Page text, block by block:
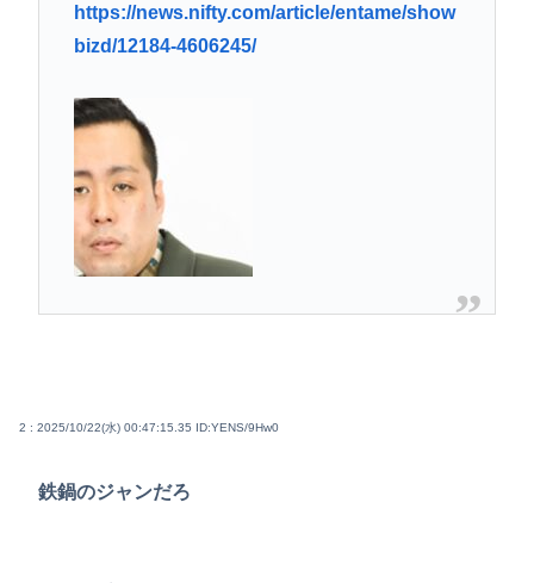
https://news.nifty.com/article/entame/show
bizd/12184-4606245/
2 : 2025/10/22(水) 00:47:15.35 ID:YENS/9Hw0
鉄鍋のジャンだろ